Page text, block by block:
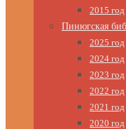
2015 год
Пинюгская
2025 год
2024 год
2023 год
2022 год
2021 год
2020 год